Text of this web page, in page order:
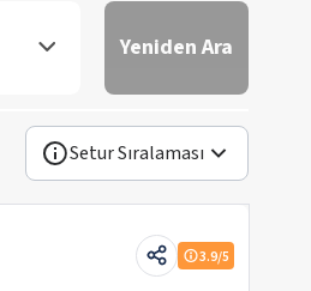
Yeniden Ara
Setur Sıralaması
3.9/5